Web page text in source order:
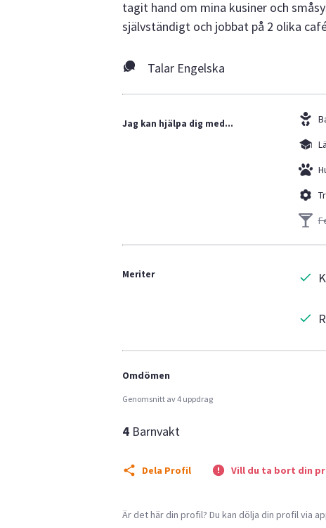
tagit hand om mina kusiner och
självständigt och jobbat på 2 olika
Talar Engelska
Jag kan hjälpa dig med...
Meriter
Omdömen
Genomsnitt av 4 uppdrag
4 Barnvakt
Dela Profil Vill du ta bort din
Är det här din profil? Du kan dölja din profil via